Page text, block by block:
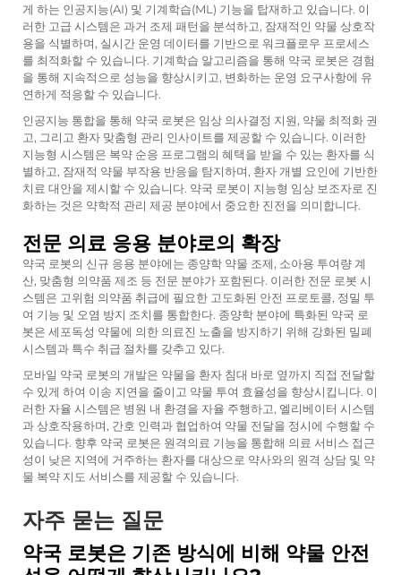
게 하는 인공지능(AI) 및 기계학습(ML) 기능을 탑재하고 있습니다. 이
러한 고급 시스템은 과거 조제 패턴을 분석하고, 잠재적인 약물 상호작
용을 식별하며, 실시간 운영 데이터를 기반으로 워크플로우 프로세스
를 최적화할 수 있습니다. 기계학습 알고리즘을 통해 약국 로봇은 경험
을 통해 지속적으로 성능을 향상시키고, 변화하는 운영 요구사항에 유
연하게 적응할 수 있습니다.
인공지능 통합을 통해 약국 로봇은 임상 의사결정 지원, 약물 최적화 권
고, 그리고 환자 맞춤형 관리 인사이트를 제공할 수 있습니다. 이러한
지능형 시스템은 복약 순응 프로그램의 혜택을 받을 수 있는 환자를 식
별하고, 잠재적 약물 부작용 반응을 탐지하며, 환자 개별 요인에 기반한
치료 대안을 제시할 수 있습니다. 약국 로봇이 지능형 임상 보조자로 진
화하는 것은 약학적 관리 제공 분야에서 중요한 진전을 의미합니다.
전문 의료 응용 분야로의 확장
약국 로봇의 신규 응용 분야에는 종양학 약물 조제, 소아용 투여량 계
산, 맞춤형 의약품 제조 등 전문 분야가 포함된다. 이러한 전문 로봇 시
스템은 고위험 의약품 취급에 필요한 고도화된 안전 프로토콜, 정밀 투
여 기능 및 오염 방지 조치를 통합한다. 종양학 분야에 특화된 약국 로
봇은 세포독성 약물에 의한 의료진 노출을 방지하기 위해 강화된 밀폐
시스템과 특수 취급 절차를 갖추고 있다.
모바일 약국 로봇의 개발은 약물을 환자 침대 바로 옆까지 직접 전달할
수 있게 하여 이송 지연을 줄이고 약물 투여 효율성을 향상시킵니다. 이
러한 자율 시스템은 병원 내 환경을 자율 주행하고, 엘리베이터 시스템
과 상호작용하며, 간호 인력과 협업하여 약물 전달을 정시에 수행할 수
있습니다. 향후 약국 로봇은 원격의료 기능을 통합해 의료 서비스 접근
성이 낮은 지역에 거주하는 환자를 대상으로 약사와의 원격 상담 및 약
물 복약 지도 서비스를 제공할 수 있습니다.
자주 묻는 질문
약국 로봇은 기존 방식에 비해 약물 안전